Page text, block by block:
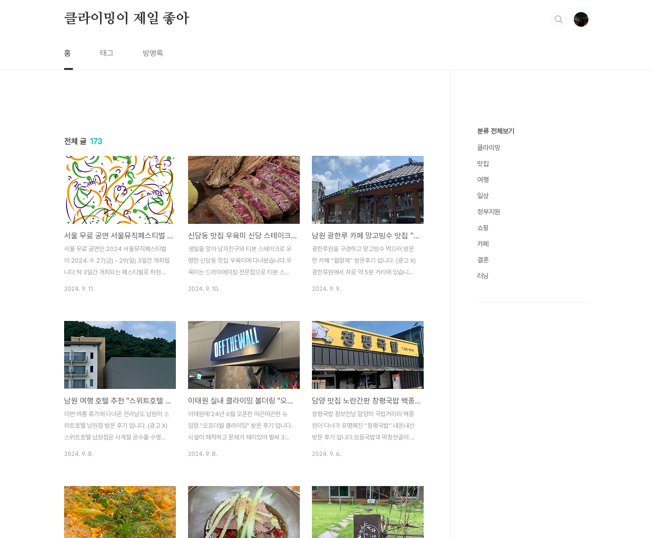
클라이밍이 제일 좋아
홈 태그 방명록
전체 글 173
서울 무료 공연 서울뮤직페스티벌 2024 예매 방법 및 라인업
서울 무료 공연인 2024 서울뮤직페스티벌
이 2024. 9. 27(금) - 29(일) 3일간 개최됩
니다.딱 3일간 개최되는 페스티벌로 하현상,
디마당, 노들스퀘어, 라이브하우스 (서울 용
산구 이촌동 302-146)기간 : 2024년 9월
27일(금) ~ 2024년 9월 29일(일)티켓오
픈 : 2024년 9월 11일(수) 11시 - 네이버 예
약 (1인 2매 예매가능)관람료 : 무료주차 : 불
가(대중교통 이용 적극 권장)서울뮤직페스티
벌 라인업서울뮤직페스티벌의 프로그램은 나
루스테이지와 노들스테이지 2개로 구분되며,
2개 별도로 예매를 받습..
2024. 9. 11.
신당동 맛집 우육미 신당 스테이크 맛집 데이트 장소 추천
생일을 맞아 남자친구와 티본 스테이크로 유
명한 신당동 맛집 우육미에 다녀왔습니다.우
육미는 드라이에이징 전문점으로 티본 스테
습니다.신당동 맛집 "우육미"📍위치 : 서울
중구 퇴계로 373 신당역 9번출구 or 동대문
역사문화공원역2번 출구 중간⏰ 영업시간 :
오전 11시 30분 ~ 오후 10시🚘 주차장 : 없
음 웨이팅 : 없었음! 신당동 맛집 "우육미" 메
뉴신당동 맛집 우육미는 한우 투뿔 티본 스테
이크가 주력 메뉴입니다.저는 한우 투뿔 티본
스테이크 2인분, 해물 짬뽕, 깍두기 볶음밥을
주문했습니다.티본 스테이크와 매쉬 포테이
토가 같이..
2024. 9. 10.
남원 광한루 카페 망고빙수 맛집 ”월향재“
광한루원을 구경하고 망고빙수 먹으러 방문
한 카페 “월향재” 방문후기 입니다. (광고 X)
광한루원에서 차로 약 5분 거리에 있습니다.
옥 방문 후기입니다. 봉가면옥은 함흥냉면 맛
집으로 매년 3월부터 9월까지 6개월만 운영
합니다.현지 및 여행객들의 소문난 맛집으로
주jjiyo.com>> 남원 숙소 추천 "스위트호텔
남원" 바로가기 남원 여행 호텔 추천 "스위트
호텔 남원" 사계절 수영장이번 여름 휴가에
다녀온 전라남도 남원의 스위트호텔 남원점
방문 후기 입니다. (광고 X)스위트호텔 남원
점은 사계절 온수풀 수영장으로 유명합니다.
객실도 매우 깨..
2024. 9. 9.
남원 여행 호텔 추천 "스위트호텔 남원" 사계절 수영장
이번 여름 휴가에 다녀온 전라남도 남원의 스
위트호텔 남원점 방문 후기 입니다. (광고 X)
스위트호텔 남원점은 사계절 온수풀 수영장
재방문 의사 : ⭐️⭐️⭐️⭐️⭐️👉 스위트호텔 남원
근처 맛집 추천 바로가기 남원 여행 맛집 추
천 봉가면옥1. 봉가면옥 웨이팅이번 글에서는
전남 남원 맛집 봉가면옥 방문 후기입니다.
2024. 9. 8.
이태원 실내 클라이밍 볼더링 "오프더월클라이밍"
이태원에 24년 6월 오픈한 따끈따끈한 뉴
암장 "오프더월 클라이밍" 방문 후기 입니다.
시설이 쾌적하고 문제가 재미있어 벌써 3번
서울 용산구 이태원로 190 지하 2층-> 이태
원역 3번출구 바로 앞 도보 1분 (무신사 건물
지하 2층)🅿️ 주차기계식 주차장 (SUV 주차
가능, 전기차 주차불가)최초 1시간 무료이후
2024. 9. 8.
담양 맛집 노란간판 창평국밥 백종원 국밥 웨이팅 꿀팁
창평국밥 정보전남 담양의 국밥거리의 백종
원이 다녀가 유명해진 “창평국밥” 내돈내산
방문 후기 입니다.모듬국밥과 막창전골이 유
오전 9시 - 오후 9시 (오후 8시 라스트오
더)* 브레이크 타임: 오후 3시 30분 - 오후
5시* 매주 화요일 휴무🅿️ 주차 : 무료 (국밥
거리 주차장 이용)🙋🏻 웨이팅 꿀팁 : 오전 9
2024. 9. 6.
분류 전체보기
클라이밍
맛집
여행
일상
정부지원
쇼핑
카페
결혼
러닝